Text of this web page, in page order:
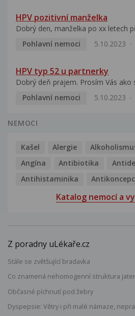
HPV pozitivní manželka
Dobrý den, manželka po xx letech
Pohlavní nemoci
5.10.2023
HPV typ 52 u partnerky
Dobrý deň prajem. Prosím Vás ako
Pohlavní nemoci
5.10.2023
NEMOCI
Kašel Alergie
Angína
Antibiotika
Antihistaminika
Katalog nemocí a
Z poradny uLékaře.cz
Stále se zvětšující bradavka
Co znamená nehomogenní struktura
Občasné píchnutí pod žebry
Dyspepsie: Větry i při malé námaze,